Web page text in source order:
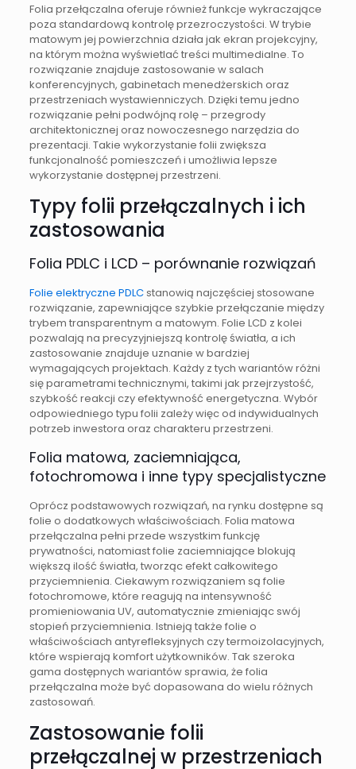
Folia przełączalna oferuje również funkcje wykraczające
poza standardową kontrolę przezroczystości. W trybie
matowym jej powierzchnia działa jak ekran projekcyjny,
na którym można wyświetlać treści multimedialne. To
rozwiązanie znajduje zastosowanie w salach
konferencyjnych, gabinetach menedżerskich oraz
przestrzeniach wystawienniczych. Dzięki temu jedno
rozwiązanie pełni podwójną rolę – przegrody
architektonicznej oraz nowoczesnego narzędzia do
prezentacji. Takie wykorzystanie folii zwiększa
funkcjonalność pomieszczeń i umożliwia lepsze
wykorzystanie dostępnej przestrzeni.
Typy folii przełączalnych i ich
zastosowania
Folia PDLC i LCD – porównanie rozwiązań
Folie elektryczne PDLCstanowią najczęściej stosowane
rozwiązanie, zapewniające szybkie przełączanie między
trybem transparentnym a matowym. Folie LCD z kolei
pozwalają na precyzyjniejszą kontrolę światła, a ich
zastosowanie znajduje uznanie w bardziej
wymagających projektach. Każdy z tych wariantów różni
się parametrami technicznymi, takimi jak przejrzystość,
szybkość reakcji czy efektywność energetyczna. Wybór
odpowiedniego typu folii zależy więc od indywidualnych
potrzeb inwestora oraz charakteru przestrzeni.
Folia matowa, zaciemniająca,
fotochromowa i inne typy specjalistyczne
Oprócz podstawowych rozwiązań, na rynku dostępne są
folie o dodatkowych właściwościach. Folia matowa
przełączalna pełni przede wszystkim funkcję
prywatności, natomiast folie zaciemniające blokują
większą ilość światła, tworząc efekt całkowitego
przyciemnienia. Ciekawym rozwiązaniem są folie
fotochromowe, które reagują na intensywność
promieniowania UV, automatycznie zmieniając swój
stopień przyciemnienia. Istnieją także folie o
właściwościach antyrefleksyjnych czy termoizolacyjnych,
które wspierają komfort użytkowników. Tak szeroka
gama dostępnych wariantów sprawia, że folia
przełączalna może być dopasowana do wielu różnych
zastosowań.
Zastosowanie folii
przełączalnej w przestrzeniach